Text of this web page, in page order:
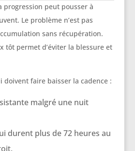
progression peut pousser à
Le problème n’est pas
sans récupération.
tôt permet d’éviter la blessure et
doivent faire baisser la cadence :
malgré une nuit
durent plus de 72 heures au